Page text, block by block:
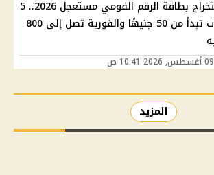
استخراج بطاقة الرقم القومي مستعجل 2026.. 5
فئات تبدأ من 50 جنيهًا والفورية تصل إلى 800
المزيد